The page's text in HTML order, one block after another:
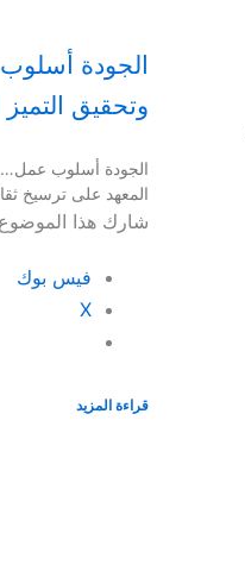
الجودة
وتحقيق
الجودة أسلوب عمل…
المعهد على ترسيخ
شارك هذا
فيس بوك
X
قراءة المزيد